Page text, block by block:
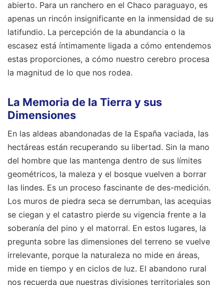
abierto. Para un ranchero en el Chaco paraguayo, es
apenas un rincón insignificante en la inmensidad de su
latifundio. La percepción de la abundancia o la
escasez está íntimamente ligada a cómo entendemos
estas proporciones, a cómo nuestro cerebro procesa
la magnitud de lo que nos rodea.
La Memoria de la Tierra y sus
Dimensiones
En las aldeas abandonadas de la España vaciada, las
hectáreas están recuperando su libertad. Sin la mano
del hombre que las mantenga dentro de sus límites
geométricos, la maleza y el bosque vuelven a borrar
las lindes. Es un proceso fascinante de des-medición.
Los muros de piedra seca se derrumban, las acequias
se ciegan y el catastro pierde su vigencia frente a la
soberanía del pino y el matorral. En estos lugares, la
pregunta sobre las dimensiones del terreno se vuelve
irrelevante, porque la naturaleza no mide en áreas,
mide en tiempo y en ciclos de luz. El abandono rural
nos recuerda que nuestras divisiones territoriales son